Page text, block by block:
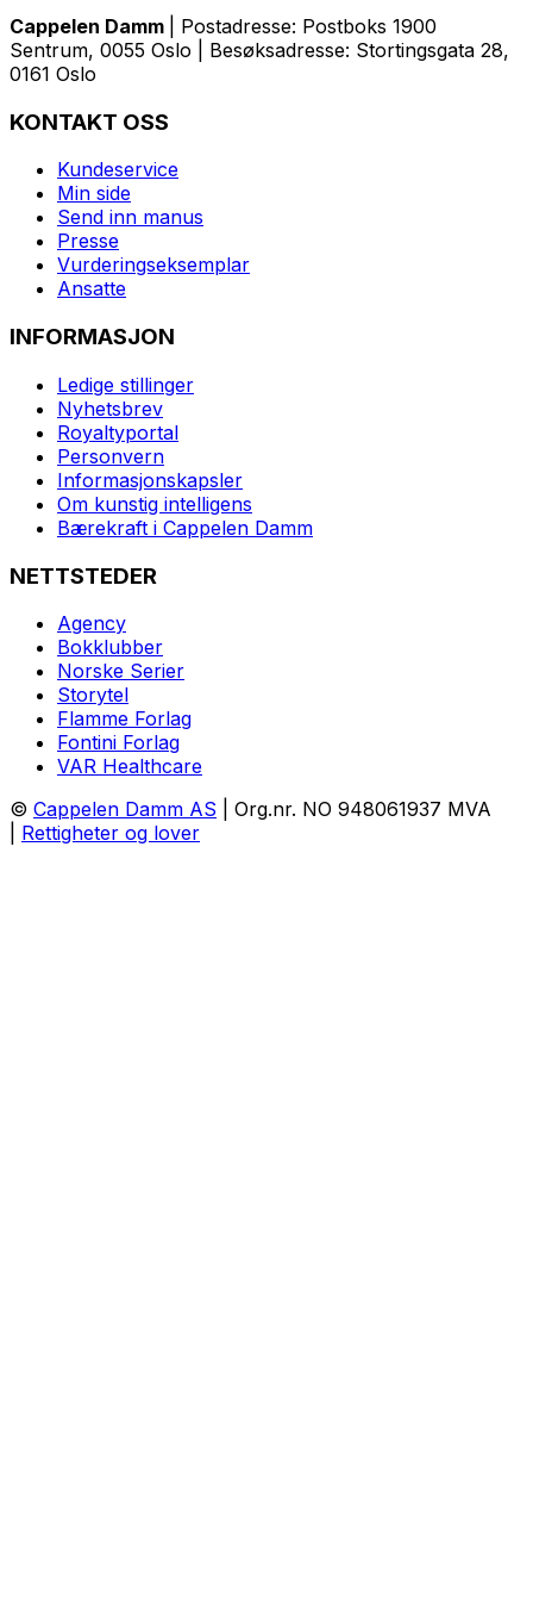
Cappelen Damm
| Postadresse: Postboks 1900
Sentrum, 0055 Oslo | Besøksadresse: Stortingsgata 28,
0161 Oslo
KONTAKT OSS
Kundeservice
Min side
Send inn manus
Presse
Vurderingseksemplar
Ansatte
INFORMASJON
Ledige stillinger
Nyhetsbrev
Royaltyportal
Personvern
Informasjonskapsler
Om kunstig intelligens
Bærekraft i Cappelen Damm
NETTSTEDER
Agency
Bokklubber
Norske Serier
Storytel
Flamme Forlag
Fontini Forlag
VAR Healthcare
© Cappelen Damm AS | Org.nr. NO 948061937 MVA
Rettigheter og lover